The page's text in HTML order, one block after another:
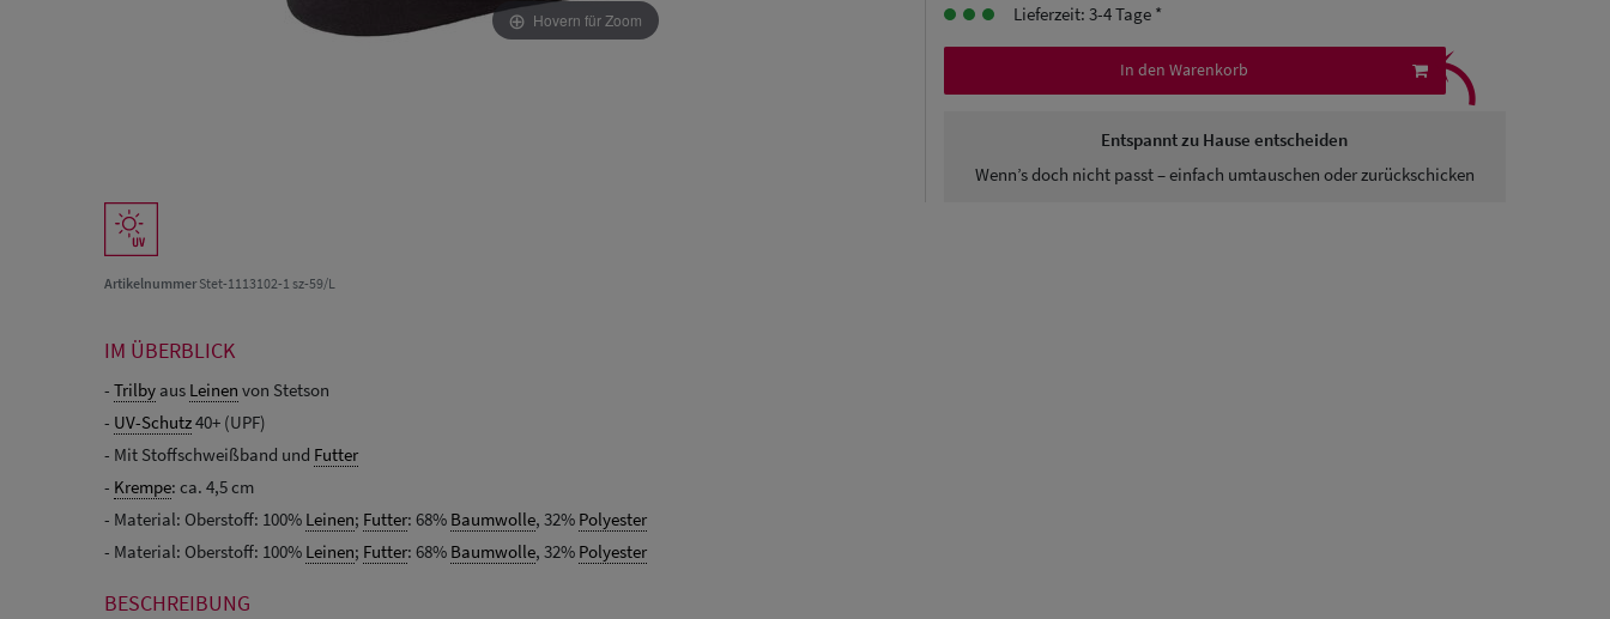
Hovern für Zoom
ArtikelnummerStet-1113102-1 sz-59/L
Lieferzeit: 3-4 Tage *
In den Warenkorb
Entspannt zu Hause entscheiden
Wenn’s doch nicht passt – einfach umtauschen oder zurückschicken
⤹
IM ÜBERBLICK
- Trilby aus Leinen von Stetson
- UV-Schutz40+ (UPF)
- Mit Stoffschweißband und Futter
- Krempe: ca. 4,5 cm
- Material: Oberstoff: 100% Leinen; Futter: 68% Baumwolle, 32% Polyester
- Material: Oberstoff: 100% Leinen; Futter: 68% Baumwolle, 32% Polyester
BESCHREIBUNG